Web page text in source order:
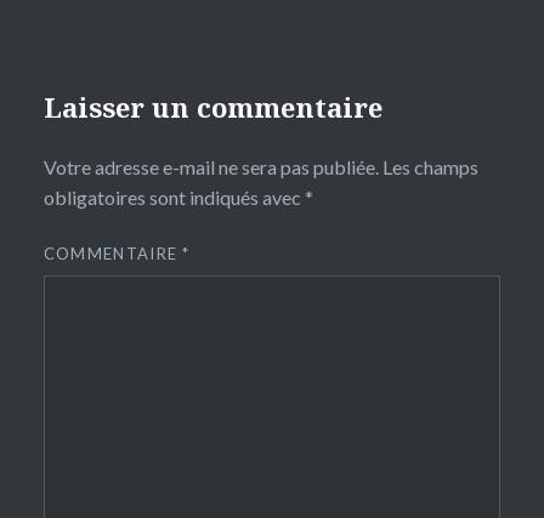
Laisser un commentaire
Votre adresse e-mail ne sera pas publiée. Les champs
obligatoires sont indiqués avec *
COMMENTAIRE*